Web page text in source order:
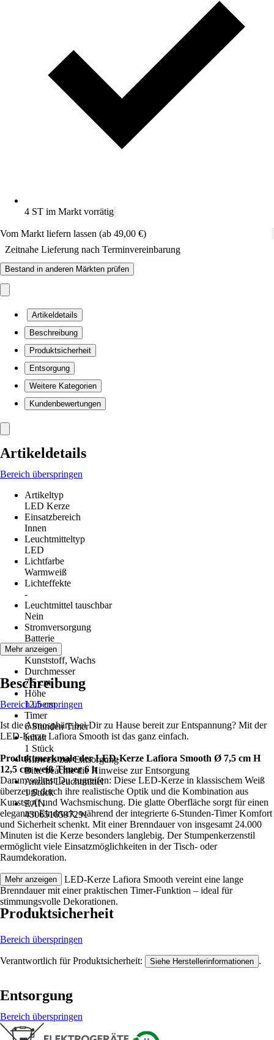
4 ST im Markt vorrätig
Vom Markt liefern lassen (ab 49,00 €)
Zeitnahe Lieferung nach Terminvereinbarung
Bestand in anderen Märkten prüfen
Artikeldetails
Beschreibung
Produktsicherheit
Entsorgung
Weitere Kategorien
Kundenbewertungen
Artikeldetails
Bereich überspringen
Artikeltyp
LED Kerze
Einsatzbereich
Innen
Leuchtmitteltyp
LED
Lichtfarbe
Warmweiß
Lichteffekte
-
Leuchtmittel tauschbar
Nein
Stromversorgung
Batterie
Material
Kunststoff, Wachs
Durchmesser
7,5 cm
Höhe
12,5 cm
Timer
6 Stunden Timer
Inhalt
1 Stück
Hinweis zur Entsorgung
Bitte beachte die Hinweise zur Entsorgung
Anzahl Leuchtmittel
1 Stück
EAN
4306516597291
Mehr anzeigen
Beschreibung
Bereich überspringen
Ist die Atmosphäre bei Dir zu Hause bereit zur Entspannung? Mit der
LED-Kerze Lafiora Smooth ist das ganz einfach.
Produktmerkmale der LED-Kerze Lafiora Smooth Ø 7,5 cm H
12,5 cm weiß Timer 6 h
Darum solltest Du zugreifen: Diese LED-Kerze in klassischem Weiß
überzeugt durch ihre realistische Optik und die Kombination aus
Kunststoff und Wachsmischung. Die glatte Oberfläche sorgt für einen
eleganten Eindruck, während der integrierte 6-Stunden-Timer Komfort
und Sicherheit schenkt. Mit einer Brenndauer von insgesamt 24.000
Minuten ist die Kerze besonders langlebig. Der Stumpenkerzenstil
ermöglicht viele Einsatzmöglichkeiten in der Tisch- oder
Raumdekoration.
Festgezurrt: Die LED-Kerze Lafiora Smooth vereint eine lange
Brenndauer mit einer praktischen Timer-Funktion – ideal für
stimmungsvolle Dekorationen.
Mehr anzeigen
Produktsicherheit
Bereich überspringen
Verantwortlich für Produktsicherheit: Siehe Herstellerinformationen .
Entsorgung
Bereich überspringen